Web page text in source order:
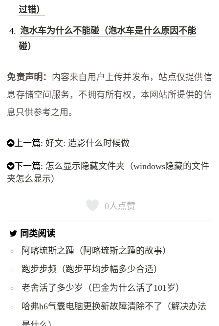
过错）
泡水车为什么不能碰（泡水车是什么原因不能
碰）
免责声明： 内容来自用户上传并发布，站点仅提供信
息存储空间服务，不拥有所有权，本网站所提供的信
息只供参考之用。
上一篇:好文: 造影什么时候做
下一篇: 怎么显示隐藏文件夹（windows隐藏的文件
夹怎么显示）
0人点赞
同类阅读
阿喀琉斯之踵（阿喀琉斯之踵的故事）
跑步步频（跑步平均步幅多少合适）
老舍活了多少岁（巴金为什么活了101岁）
哈弗h6气囊电脑更换新故障清除不了（解决办法